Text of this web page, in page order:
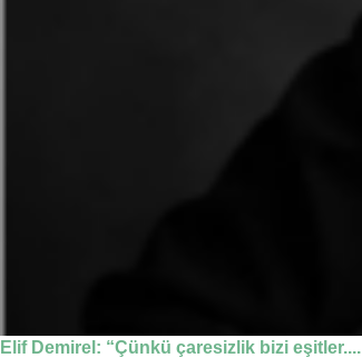
Elif Demirel: “Çünkü çaresizlik bizi eşitler....